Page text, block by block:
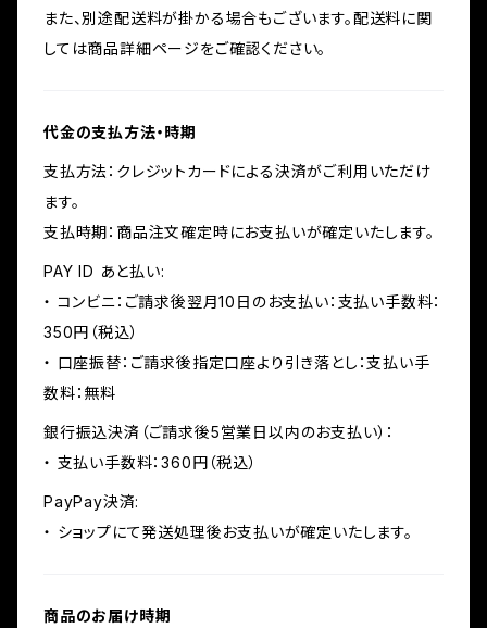
また、別途配送料が掛かる場合もございます。配送料に関
しては商品詳細ページをご確認ください。
代金の支払方法・時期
支払方法：クレジットカードによる決済がご利用いただけ
ます。
支払時期：商品注文確定時にお支払いが確定いたします。
PAY ID あと払い:
・ コンビニ：ご請求後翌月10日のお支払い：支払い手数料：
350円（税込）
・ 口座振替：ご請求後指定口座より引き落とし：支払い手
数料：無料
銀行振込決済（ご請求後5営業日以内のお支払い）：
・ 支払い手数料：360円（税込）
PayPay決済:
・ ショップにて発送処理後お支払いが確定いたします。
商品のお届け時期